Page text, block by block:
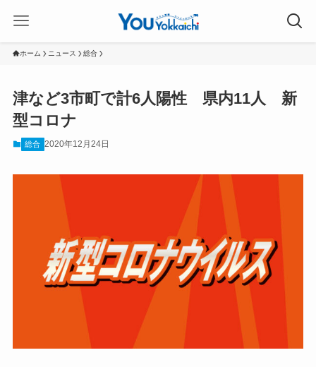
ホーム ニュース 総合
津など3市町で計6人陽性 県内11人 新
型コロナ
総合 2020年12月24日